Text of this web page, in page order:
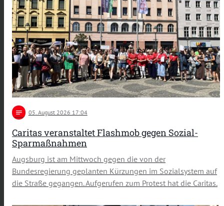
notes 05 . August 2026 17:04
Caritas veranstaltet Flashmob gegen Sozial-
Sparmaßnahmen
Augsburg ist am Mittwoch gegen die von der
Bundesregierung geplanten Kürzungen im Sozialsystem auf
die Straße gegangen. Aufgerufen zum Protest hat die Caritas.